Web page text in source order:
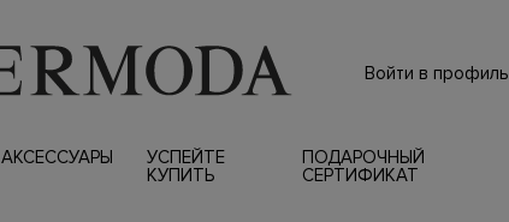
Войти в профиль
АКСЕССУАРЫ
УСПЕЙТЕ
КУПИТЬ
ПОДАРОЧНЫЙ
СЕРТИФИКАТ